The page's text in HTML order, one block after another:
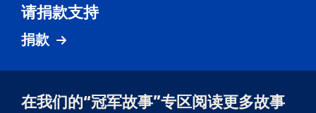
请捐款支持
捐款
在我们的“冠军故事”专区阅读更多故事